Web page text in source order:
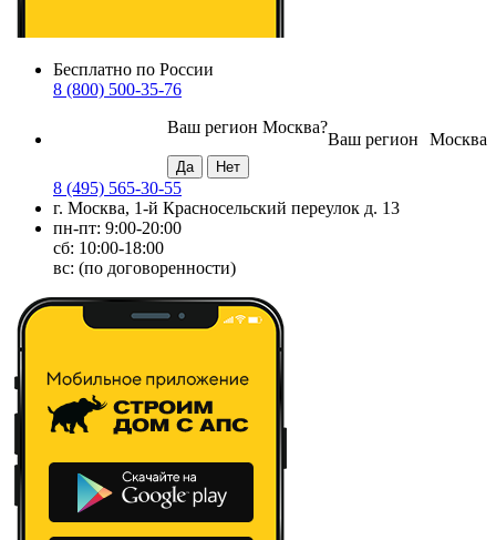
Бесплатно по России
8 (800) 500-35-76
Москва
Ваш регион
Ваш регион Москва?
8 (495) 565-30-55
г. Москва, 1-й Красносельский переулок д. 13
пн-пт: 9:00-20:00
сб: 10:00-18:00
вс: (по договоренности)